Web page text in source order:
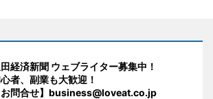
経済新聞 ウェブライター募集中！
者、副業も大歓迎！
お問合せ】business@loveat.co.jp